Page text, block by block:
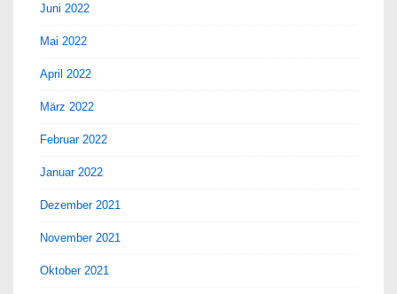
Juni 2022
Mai 2022
April 2022
März 2022
Februar 2022
Januar 2022
Dezember 2021
November 2021
Oktober 2021